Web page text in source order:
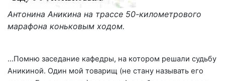
Антонина Аникина на трассе 50-километрового
марафона коньковым ходом.
…Помню заседание кафедры, на котором решали судьбу
Аникиной. Один мой товарищ (не стану называть его